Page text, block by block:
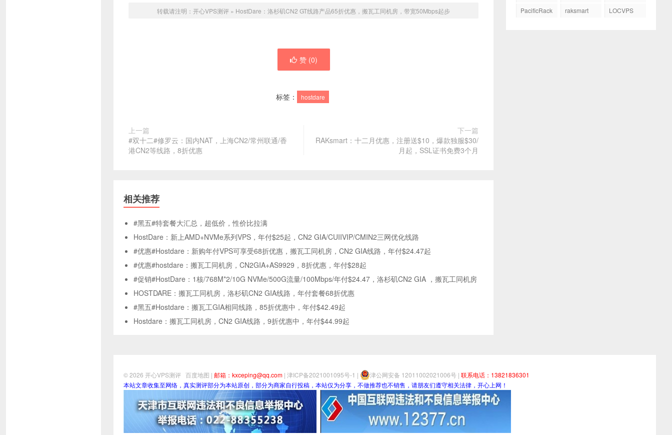
转载请注明： 开心VPS测评 » HostDare：洛杉矶CN2 GT线路产品65折优惠，搬瓦工同机房，带宽50Mbps起步
赞 (0)
标签： hostdare
上一篇
#双十二#修罗云：国内NAT，上海CN2/常州联通/香
港CN2等线路，8折优惠
下一篇
RAKsmart：十二月优惠，注册送$10，爆款独服$30/
月起，SSL证书免费3个月
相关推荐
#黑五#特套餐大汇总，超低价，性价比拉满
HostDare：新上AMD+NVMe系列VPS，年付$25起，CN2 GIA/CUIIVIP/CMIN2三网优化线路
#优惠#Hostdare：新购年付VPS可享受68折优惠，搬瓦工同机房，CN2 GIA线路，年付$24.47起
#优惠#hostdare：搬瓦工同机房，CN2GIA+AS9929，8折优惠，年付$28起
#促销#HostDare：1核/768M*2/10G NVMe/500G流量/100Mbps/年付$24.47，洛杉矶CN2 GIA ，搬瓦工同机房
HOSTDARE：搬瓦工同机房，洛杉矶CN2 GIA线路，年付套餐68折优惠
#黑五#Hostdare：搬瓦工GIA相同线路，85折优惠中，年付$42.49起
Hostdare：搬瓦工同机房，CN2 GIA线路，9折优惠中，年付$44.99起
PacificRack
raksmart LOCVPS
© 2026 开心VPS测评 百度地图 | 邮箱：kxceping@qq.com | 津ICP备2021001095号-1 | 津公网安备 12011002021006号 | 联系电话：13821836301
本站文章收集至网络，真实测评部分为本站原创，部分为商家自行投稿，本站仅为分享，不做推荐也不销售，请朋友们遵守相关法律，开心上网！